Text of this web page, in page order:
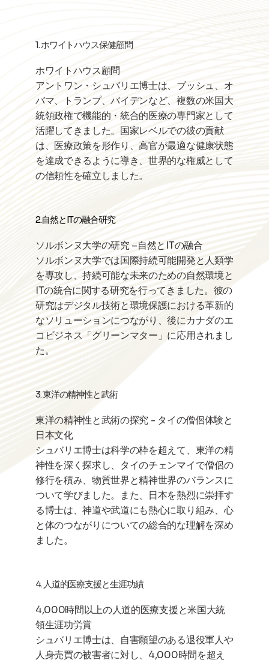
1. ホワイトハウス保健顧問
ホワイトハウス顧問
アントワン・シュバリエ博士は、ブッシュ、オ
バマ、トランプ、バイデンなど、複数の米国大
統領政権で機能的・統合的医療の専門家として
活躍してきました。国家レベルでの彼の貢献
は、医療政策を形作り、高官が最適な健康状態
を達成できるように導き、世界的な権威として
の信頼性を確立しました。
2.自然とITの融合研究
ソルボンヌ大学の研究 –自然とITの融合
ソルボンヌ大学では国際持続可能開発と人類学
を専攻し、持続可能な未来のための自然環境と
ITの統合に関する研究を行ってきました。彼の
研究はデジタル技術と環境保護における革新的
なソリューションにつながり、後にカナダのエ
コビジネス「グリーンマター」に応用されまし
た。
3. 東洋の精神性と武術
東洋の精神性と武術の探究 - タイの僧侶体験と
日本文化
シュバリエ博士は科学の枠を超えて、東洋の精
神性を深く探求し、タイのチェンマイで僧侶の
修行を積み、物質世界と精神世界のバランスに
ついて学びました。また、日本を熱烈に崇拝す
る博士は、神道や武道にも熱心に取り組み、心
と体のつながりについての総合的な理解を深め
ました。
4. 人道的医療支援と生涯功績
4,000時間以上の人道的医療支援と米国大統
領生涯功労賞
シュバリエ博士は、自害願望のある退役軍人や
人身売買の被害者に対し、4,000時間を超え